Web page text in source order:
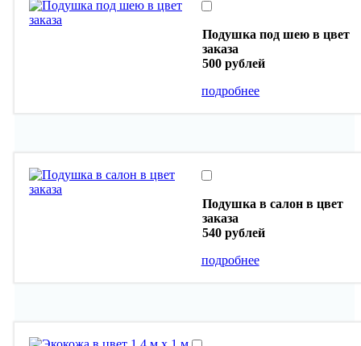
Подушка под шею в цвет
заказа
500 рублей
подробнее
Подушка в салон в цвет
заказа
540 рублей
подробнее